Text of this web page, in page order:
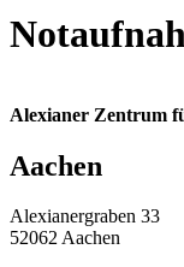
Alexianer Zentrum
Aachen
Alexianergraben 33
52062 Aachen